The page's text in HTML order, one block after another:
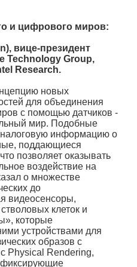
и цифрового миров:
вице-президент
Technology Group,
Research.
новых
для объединения
с помощью датчиков -
мир. Подобные
информацию о
поддающиеся
позволяет оказывать
воздействие на
о множестве
до
видеосенсоры,
клеток и
которые
устройствами для
образов с
Physical Rendering,
фиксирующие